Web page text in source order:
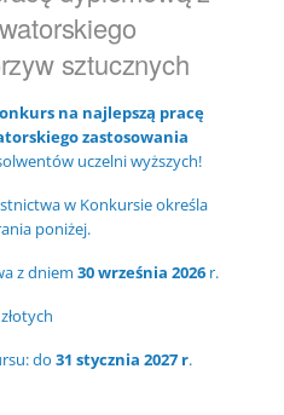
sztucznych
na najlepszą pracę
zastosowania
uczelni wyższych!
w Konkursie określa
poniżej.
z dniem 30 września 2026 r.
złotych
do 31 stycznia 2027 r.